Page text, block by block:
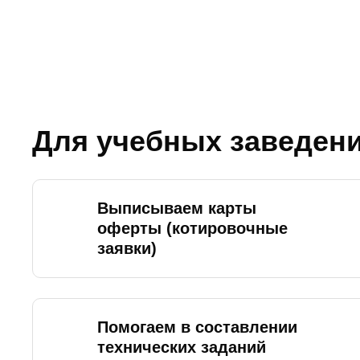
Для учебных
Выписываем карты
оферты (котировочные
заявки)
Помогаем в составлении
технических заданий